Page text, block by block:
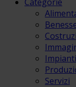
Servizi